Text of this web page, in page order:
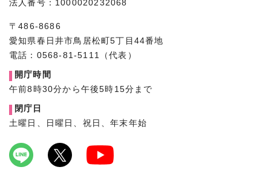
法人番号：1000020232068
〒486-8686
愛知県春日井市鳥居松町5丁目44番地
電話：0568-81-5111（代表）
開庁時間
午前8時30分から午後5時15分まで
閉庁日
土曜日、日曜日、祝日、年末年始